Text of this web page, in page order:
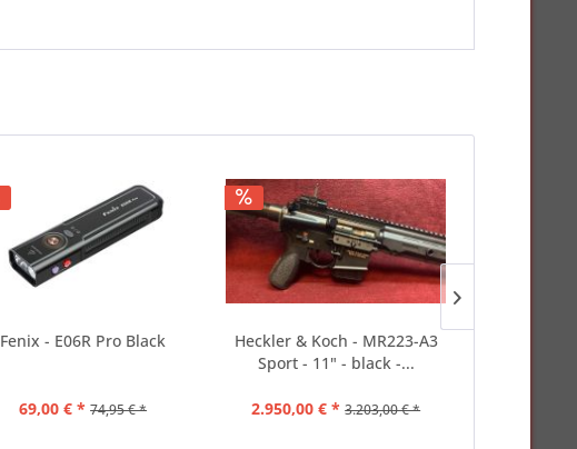
Fenix - E06R Pro Black
69,00 € * 74,95 € *
Heckler & Koch - MR223-A3
Sport - 11" - black -...
2.950,00 € * 3.203,00 € *